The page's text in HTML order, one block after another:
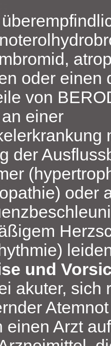
oder einen
von
einer
der
oder
und
akuter, sich
einen Arzt